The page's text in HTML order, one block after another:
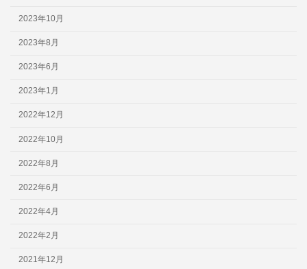
2023年10月
2023年8月
2023年6月
2023年1月
2022年12月
2022年10月
2022年8月
2022年6月
2022年4月
2022年2月
2021年12月